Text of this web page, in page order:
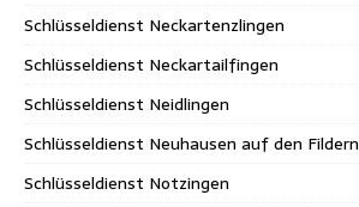
Schlüsseldienst Neckartenzlingen
Schlüsseldienst Neckartailfingen
Schlüsseldienst Neidlingen
Schlüsseldienst Neuhausen auf den Fildern
Schlüsseldienst Notzingen